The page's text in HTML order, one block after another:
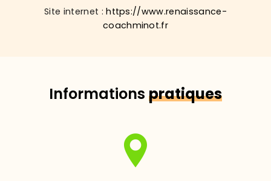
Site internet :https://www.renaissance-
coachminot.fr
Informations pratiques